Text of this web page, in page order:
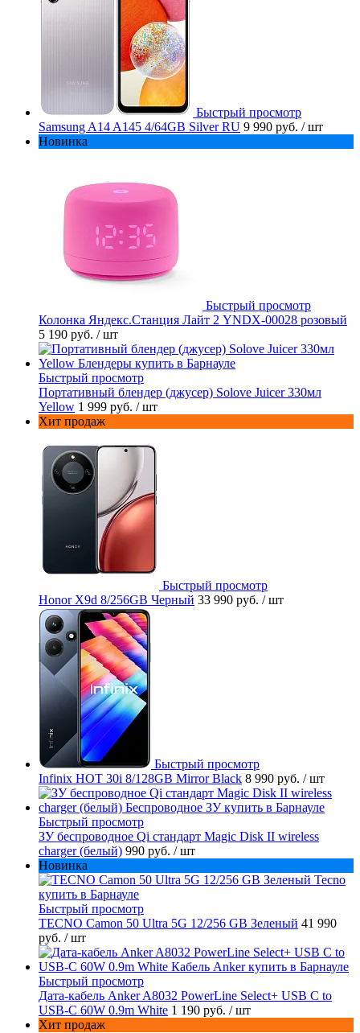
Быстрый просмотр
Samsung A14 A145 4/64GB Silver RU 9 990 руб. / шт
Новинка
Быстрый просмотр
Колонка Яндекс.Станция Лайт 2 YNDX-00028 розовый
5 190 руб. / шт
Быстрый просмотр
Портативный блендер (джусер) Solove Juicer 330мл
Yellow 1 999 руб. / шт
Хит продаж
Быстрый просмотр
Honor X9d 8/256GB Черный 33 990 руб. / шт
Быстрый просмотр
Infinix HOT 30i 8/128GB Mirror Black 8 990 руб. / шт
Быстрый просмотр
ЗУ беспроводное Qi стандарт Magic Disk II wireless
charger (белый) 990 руб. / шт
Новинка
Быстрый просмотр
TECNO Camon 50 Ultra 5G 12/256 GB Зеленый 41 990
руб. / шт
Быстрый просмотр
Дата-кабель Anker A8032 PowerLine Select+ USB C to
USB-C 60W 0.9m White 1 190 руб. / шт
Хит продаж